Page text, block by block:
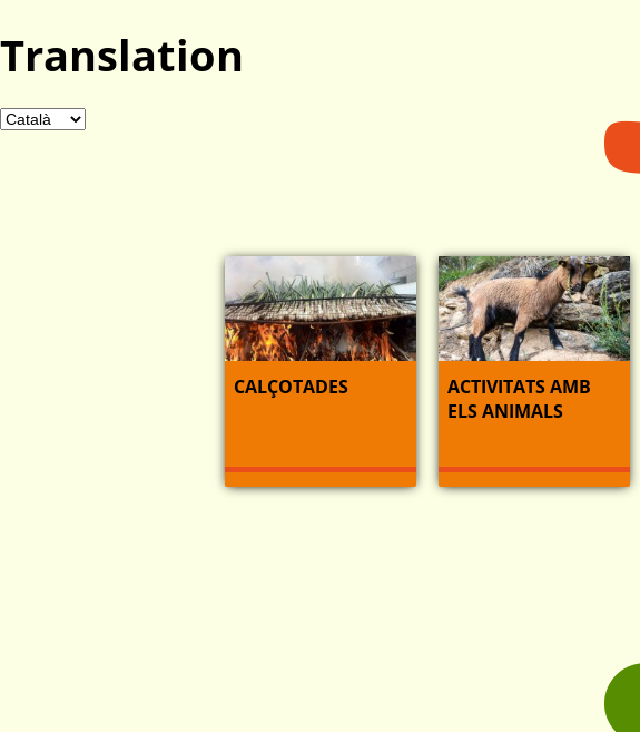
Translation
CALÇOTADES
ACTIVITATS AMB
ELS ANIMALS